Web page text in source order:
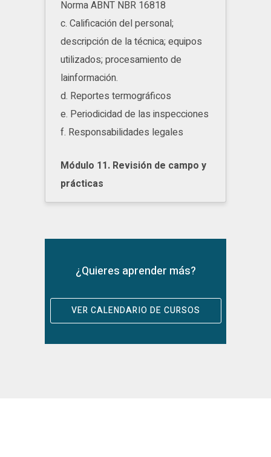
Norma ABNT NBR 16818
c. Calificación del personal;
descripción de la técnica; equipos
utilizados; procesamiento de
lainformación.
d. Reportes termográficos
e. Periodicidad de las inspecciones
f. Responsabilidades legales
Módulo 11. Revisión de campo y
prácticas
¿Quieres aprender más?
VER CALENDARIO DE CURSOS